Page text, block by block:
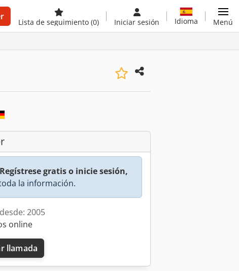
Lista de seguimiento (0) Iniciar sesión Idioma Menú
Regístrese gratis o inicie sesión,
la información.
2005
online
llamada